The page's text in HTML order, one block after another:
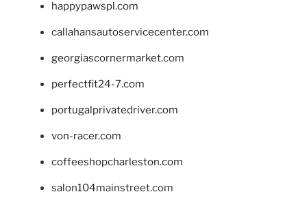
happypawspl.com
callahansautoservicecenter.com
georgiascornermarket.com
perfectfit24-7.com
portugalprivatedriver.com
von-racer.com
coffeeshopcharleston.com
salon104mainstreet.com